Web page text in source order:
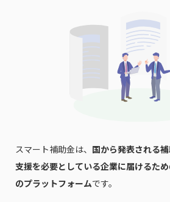
スマート補助金は、 国から発表される
支援を必要としている企業に届けるた
のプラットフォームです。